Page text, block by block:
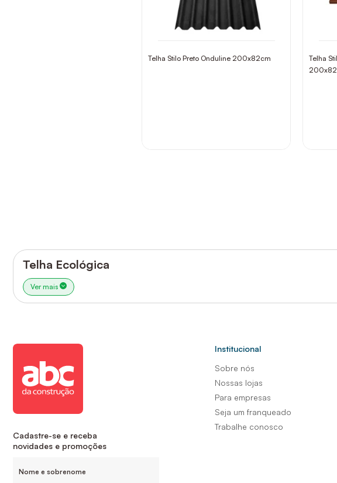
Telha Stilo Preto Onduline 200x82cm
Telha
Telha Ecológica
Ver mais
Cadastre-se e receba
novidades e promoções
Institucional
Sobre nós
Nossas lojas
Para empresas
Seja um franqueado
Trabalhe conosco